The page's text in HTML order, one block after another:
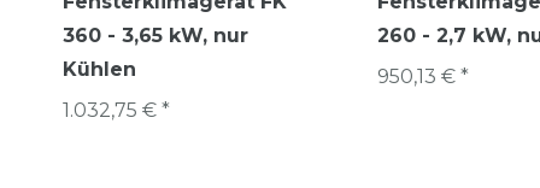
360 - 3,65 kW, nur
Kühlen
1.032,75 € *
260 - 2,7 kW,
950,13 € *